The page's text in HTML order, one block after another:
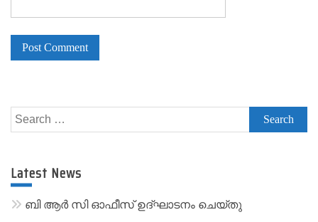
l
n
a
Search
for:
Latest News
ബി ആർ സി ഓഫീസ് ഉദ്ഘാടനം ചെയ്തു